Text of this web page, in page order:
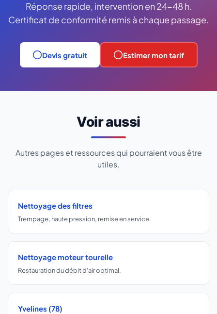
Réponse rapide, intervention en 24-48 h.
Certificat de conformité remis à chaque passage.
Devis gratuit Estimer mon tarif
Voir aussi
Autres pages et ressources qui pourraient vous être
utiles.
Nettoyage des filtres
Trempage, haute pression, remise en service.
Nettoyage moteur tourelle
Restauration du débit d'air optimal.
Yvelines (78)